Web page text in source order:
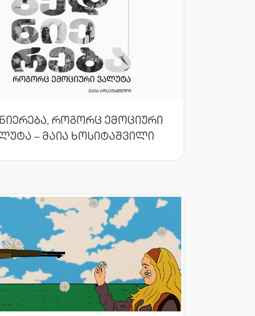
Როგორც Ემოციური
– Მაია Ხოსიტაშვილი